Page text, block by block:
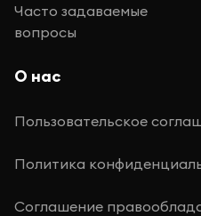
Часто задаваемые
вопросы
О нас
Пользовательское
Политика
Соглашение